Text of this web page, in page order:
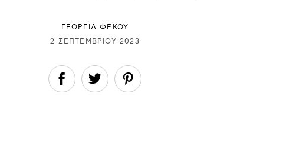
ΓΕΩΡΓΙΑ ΦΕΚΟΥ
2 ΣΕΠΤΕΜΒΡΊΟΥ 2023